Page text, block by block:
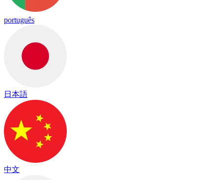
português
日本語
中文